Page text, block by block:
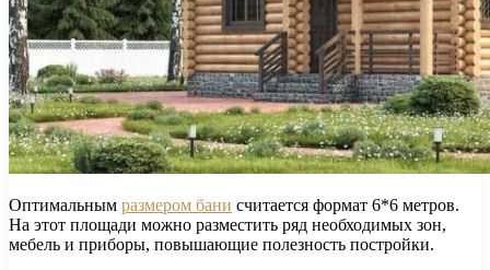
Оптимальным размером бани считается формат 6*6 метров.
На этот площади можно разместить ряд необходимых зон,
мебель и приборы, повышающие полезность постройки.